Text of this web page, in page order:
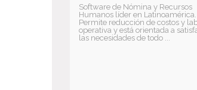
Software de Nómina y Recursos
Humanos líder en Latinoamérica.
Permite reducción de costos y
operativa y está orientada a
las necesidades de todo ...